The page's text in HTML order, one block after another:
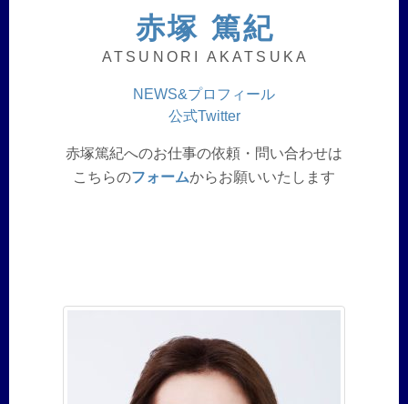
赤塚 篤紀
ATSUNORI AKATSUKA
NEWS&プロフィール
公式Twitter
赤塚篤紀へのお仕事の依頼・問い合わせは
こちらのフォームからお願いいたします